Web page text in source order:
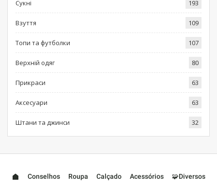
Сукні 193
Взуття 109
Топи та футболки 107
Верхній одяг 80
Прикраси 63
Аксесуари 63
Штани та джинси 32
Conselhos Roupa Calçado Acessórios 🧩Diversos